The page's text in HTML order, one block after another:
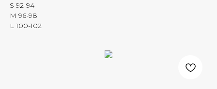
S 92-94
M 96-98
L 100-102